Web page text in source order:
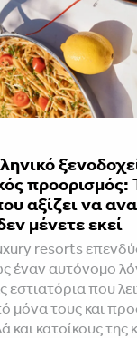
προορισμός:
αξίζει να
μένετε εκεί
resorts
έναν αυτόνομο
εστιατόρια που
μόνα τους και
και κατοίκους της